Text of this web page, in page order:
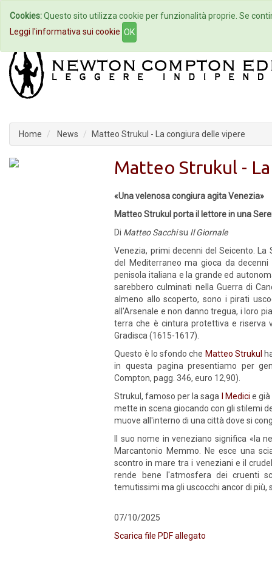
Home Autori Eventi
Home News Matteo Strukul - La congiura delle vipere
Matteo Strukul -
«Una velenosa congiura agita Venezia»
Matteo Strukul porta il lettore in una
Di Matteo Sacchisu Il Giornale
Venezia, primi decenni del Seicento.
del Mediterraneo ma gioca da
penisola italiana e la grande ed
sarebbero culminati nella Guerra di
almeno allo scoperto, sono i pirati
all'Arsenale e non danno tregua, i loro
terra che è cintura protettiva e riserva
Gradisca (1615-1617).
Questo è lo sfondo che Matteo Strukul
in questa pagina presentiamo per
Compton, pagg. 346, euro 12,90).
Strukul, famoso per la saga
I Medici e
mette in scena giocando con gli stilemi
muove all'interno di una città dove si
Il suo nome in veneziano significa «la
Marcantonio Memmo. Ne esce una
scontro in mare tra i veneziani e il
rende bene l'atmosfera dei cruenti
temutissimi ma gli uscocchi ancor di
07/10/2025
Scarica file PDF allegato
Cookies:Questo sito utilizza cookie per funzionalità proprie. Se
Leggi l'informativa sui cookie OK